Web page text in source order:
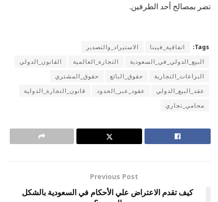
تضر بمصالح أحد الطرفين.
Tags: اتفاقية_فيينا
الاستيراد_والتصدير
البيع_الدولي_في_السعودية
التجارة_العالمية
القانون_الدولي
النزاعات_التجارية
حقوق_البائع
حقوق_المشتري
عقد_البيع_الدولي
عقود_عبر_الحدود
قانون_التجارة_الدولية
محامي_تجاري
Previous Post
كيف تقدم الاعتراض علي الأحكام في السعودية بالشكل